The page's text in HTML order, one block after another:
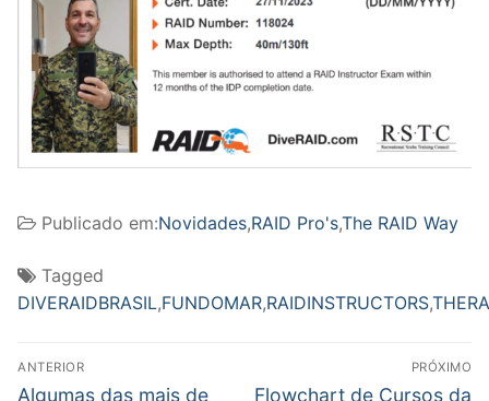
Publicado em:Novidades,RAID Pro's,The RAID Way
Tagged
DIVERAIDBRASIL,FUNDOMAR,RAIDINSTRUCTORS,
Navegação
ANTERIOR
Post
Algumas das mais de
PRÓXIMO
Próximo
Flowchart de Cursos da